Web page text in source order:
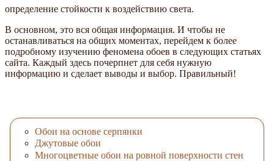
определение стойкости к воздействию света.
В основном, это вся общая информация. И чтобы не
останавливаться на общих моментах, перейдем к более
подробному изучению феномена обоев в следующих статьях
сайта. Каждый здесь почерпнет для себя нужную
информацию и сделает выводы и выбор. Правильный!
Обои на основе серпянки
Джутовые обои
Многоцветные обои на ровной поверхности стен